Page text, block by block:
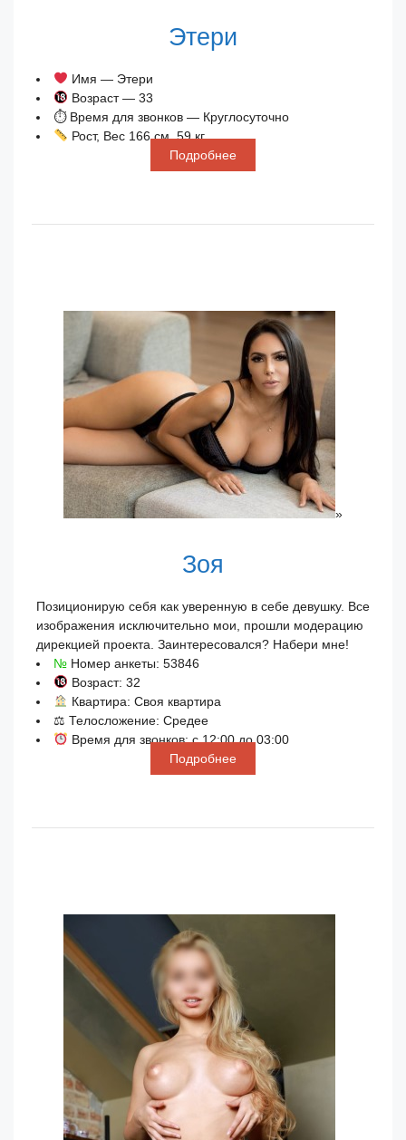
Этери
Имя — Этери
Возраст — 33
⏱ Время для звонков — Круглосуточно
Рост, Вес 166 см, 59 кг
Подробнее
»
Зоя
Позиционирую себя как уверенную в себе девушку. Все
изображения исключительно мои, прошли модерацию
дирекцией проекта. Заинтересовался? Набери мне!
№ Номер анкеты: 53846
Возраст: 32
Квартира: Своя квартира
⚖ Телосложение: Средее
Время для звонков: с 12:00 до 03:00
Подробнее